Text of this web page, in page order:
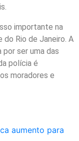
importante na
Rio de Janeiro. A
ser uma das
polícia é
moradores e